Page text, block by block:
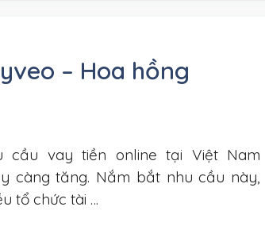
– Hoa hồng
cầu vay tiền online tại Việt Nam
càng tăng. Nắm bắt nhu cầu này,
tổ chức tài …